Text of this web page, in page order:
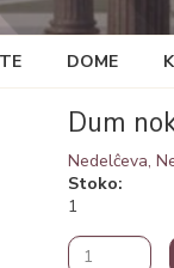
DOME
Dum
Nedelĉeva,
Stoko
1